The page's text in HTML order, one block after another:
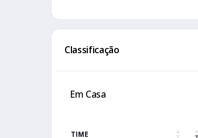
Classificação
Em Casa
TIME